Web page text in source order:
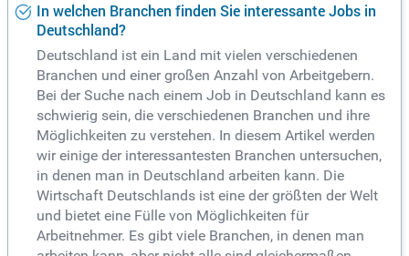
In welchen Branchen finden Sie interessante Jobs in
Deutschland?
Deutschland ist ein Land mit vielen verschiedenen
Branchen und einer großen Anzahl von Arbeitgebern.
Bei der Suche nach einem Job in Deutschland kann es
schwierig sein, die verschiedenen Branchen und ihre
Möglichkeiten zu verstehen. In diesem Artikel werden
wir einige der interessantesten Branchen untersuchen,
in denen man in Deutschland arbeiten kann. Die
Wirtschaft Deutschlands ist eine der größten der Welt
und bietet eine Fülle von Möglichkeiten für
Arbeitnehmer. Es gibt viele Branchen, in denen man